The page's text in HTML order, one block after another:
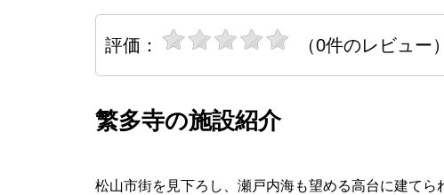
評価： （0件のレビュー）
繁多寺の施設紹介
松山市街を見下ろし、瀬戸内海も望める高台に建てら